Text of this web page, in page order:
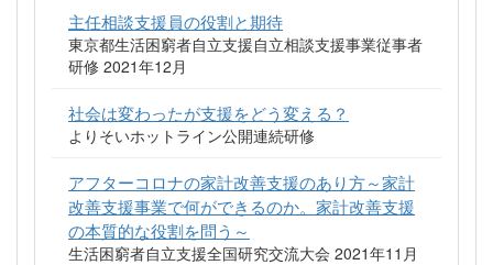
主任相談支援員の役割と期待
東京都生活困窮者自立支援自立相談支援事業従事者
研修 2021年12月
社会は変わったが支援をどう変える？
よりそいホットライン公開連続研修
アフターコロナの家計改善支援のあり方～家計
改善支援事業で何ができるのか。家計改善支援
の本質的な役割を問う～
生活困窮者自立支援全国研究交流大会 2021年11月